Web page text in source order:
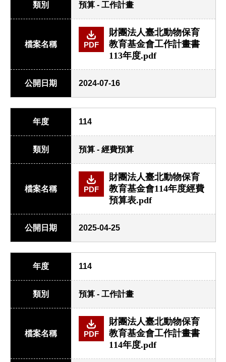
類別 預算 - 工作計畫
檔案名稱 PDF
財團法人臺北動物保育
教育基金會工作計畫書
113年度.pdf
公開日期 2024-07-16
年度 114
類別 預算 - 經費預算
檔案名稱 PDF
財團法人臺北動物保育
教育基金會114年度經費
預算表.pdf
公開日期 2025-04-25
年度 114
類別 預算 - 工作計畫
檔案名稱 PDF
財團法人臺北動物保育
教育基金會工作計畫書
114年度.pdf